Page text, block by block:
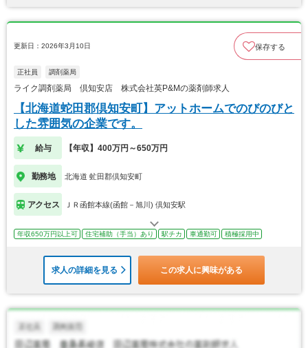
更新日：2026年3月10日 保存する
正社員 調剤薬局
ライク調剤薬局 倶知安店 株式会社英P&Mの薬剤師求人
【北海道蛇田郡倶知安町】アットホームでのびのびと
した雰囲気の企業です。
給与 【年収】400万円～650万円
勤務地 北海道 虻田郡倶知安町
アクセス ＪＲ函館本線(函館－旭川) 倶知安駅
年収650万円以上可 住宅補助（手当）あり 駅チカ 車通勤可 積極採用中
求人の詳細を見る この求人に興味がある